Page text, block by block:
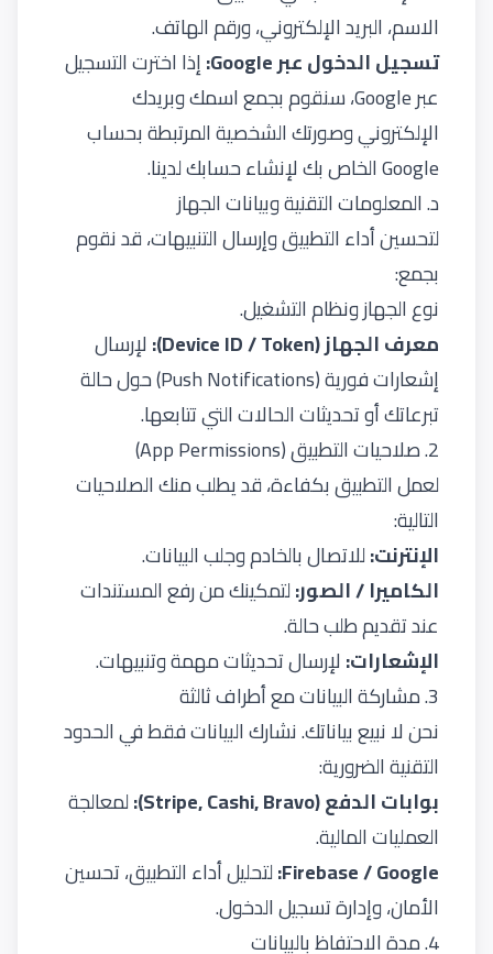
الاسم، البريد الإلكتروني، ورقم الهاتف.
تسجيل الدخول عبر Google:
إذا اخترت التسجيل
عبر Google، سنقوم بجمع اسمك وبريدك
الإلكتروني وصورتك الشخصية المرتبطة بحساب
Google الخاص بك لإنشاء حسابك لدينا.
د. المعلومات التقنية وبيانات الجهاز
لتحسين أداء التطبيق وإرسال التنبيهات، قد نقوم
بجمع:
نوع الجهاز ونظام التشغيل.
معرف الجهاز (Device ID / Token):
لإرسال
إشعارات فورية (Push Notifications) حول حالة
تبرعاتك أو تحديثات الحالات التي تتابعها.
2. صلاحيات التطبيق (App Permissions)
لعمل التطبيق بكفاءة، قد يطلب منك الصلاحيات
التالية:
الإنترنت:للاتصال بالخادم وجلب البيانات.
الكاميرا / الصور:لتمكينك من رفع المستندات
عند تقديم طلب حالة.
الإشعارات: لإرسال تحديثات مهمة وتنبيهات.
3. مشاركة البيانات مع أطراف ثالثة
نحن لا نبيع بياناتك. نشارك البيانات فقط في الحدود
التقنية الضرورية:
بوابات الدفع (Stripe, Cashi, Bravo):
لمعالجة
العمليات المالية.
Firebase / Google: لتحليل أداء التطبيق، تحسين
الأمان، وإدارة تسجيل الدخول.
4. مدة الاحتفاظ بالبيانات